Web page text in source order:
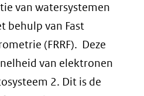
van watersystemen
behulp van Fast
(FRRF). Deze
van elektronen
2. Dit is de